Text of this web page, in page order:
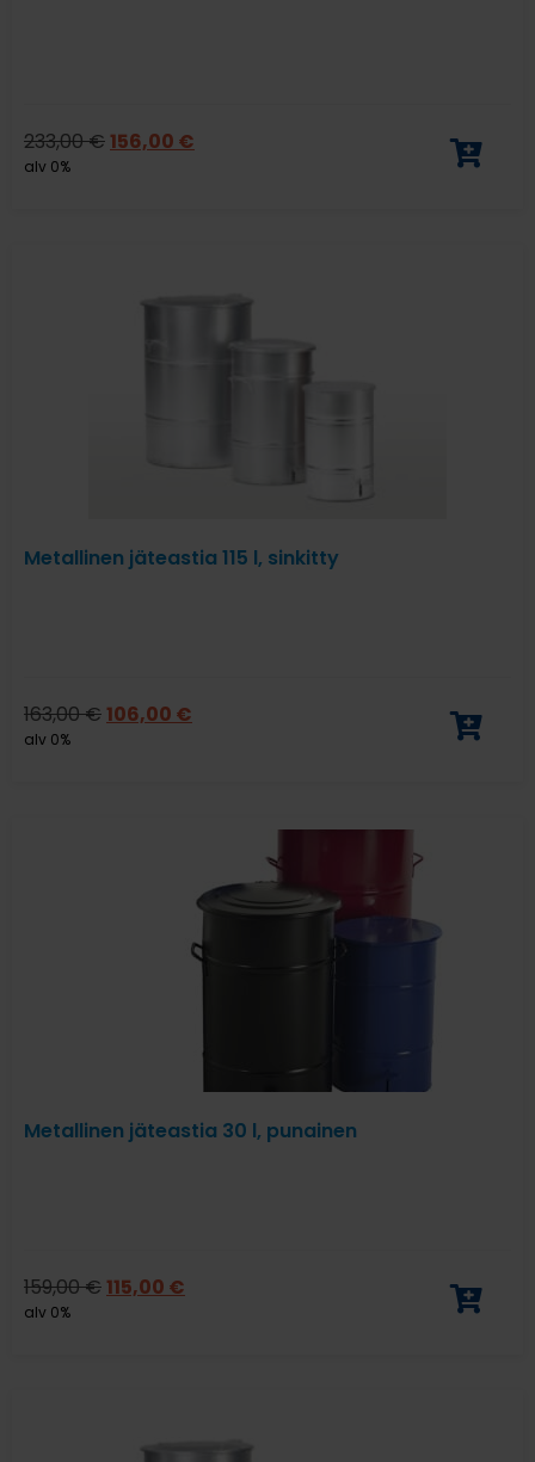
233,00€156,00 €
alv 0%
Metallinen jäteastia 115 l, sinkitty
163,00€106,00 €
alv 0%
Metallinen jäteastia 30 l, punainen
159,00€115,00 €
alv 0%